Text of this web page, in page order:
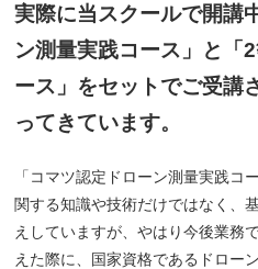
実際に当スクールで開講
ン測量実践コース」と「
ース」をセットでご受講
ってきています。
「コマツ認定ドローン測量実践コ
関する知識や技術だけではなく、
えしていますが、やはり今後業務
えた際に、国家資格であるドロー